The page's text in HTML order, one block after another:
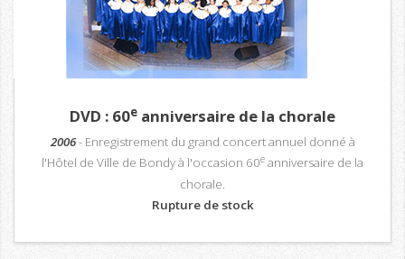
DVD : 60e anniversaire de la chorale
2006- Enregistrement du grand concert annuel donné à
l'Hôtel de Ville de Bondy à l'occasion 60e anniversaire de la
chorale.
Rupture de stock